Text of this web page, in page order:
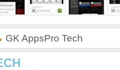
GK AppsPro Tech